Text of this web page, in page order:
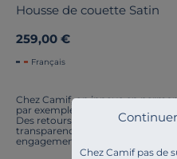
Chez Camif pas de
Housse de couette Satin
259,00 €
Français
Chez Camif, on innove en
par exemple généré cette page
Des retours ? Nous sommes à
transparence, l'amélioration
engagements.
Pays de fabrication